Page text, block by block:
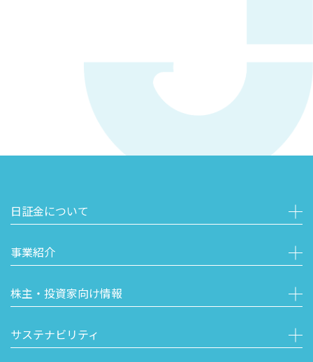
日証金について
事業紹介
株主・投資家向け情報
サステナビリティ